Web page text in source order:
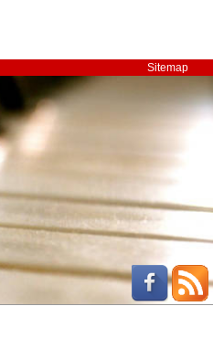
Sitemap